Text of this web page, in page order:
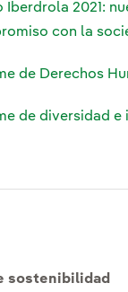
Iberdrola 2021:
con la
de Derechos
de diversidad e
sostenibilidad